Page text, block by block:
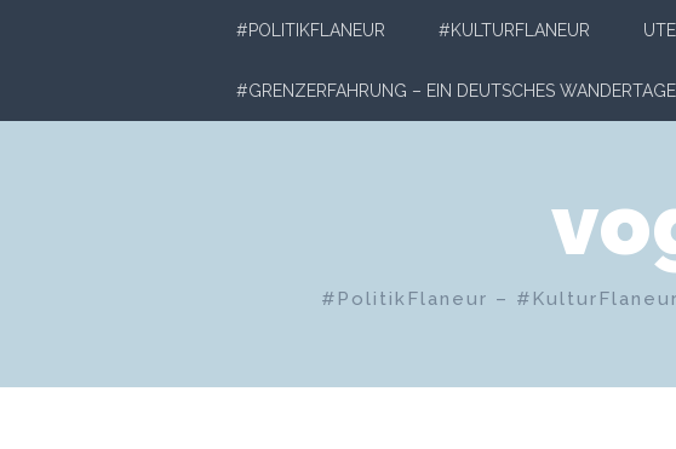
#POLITIKFLANEUR #KULTURFLANEUR
#GRENZERFAHRUNG – EIN DEUTSCHES
#PolitikFlaneur –